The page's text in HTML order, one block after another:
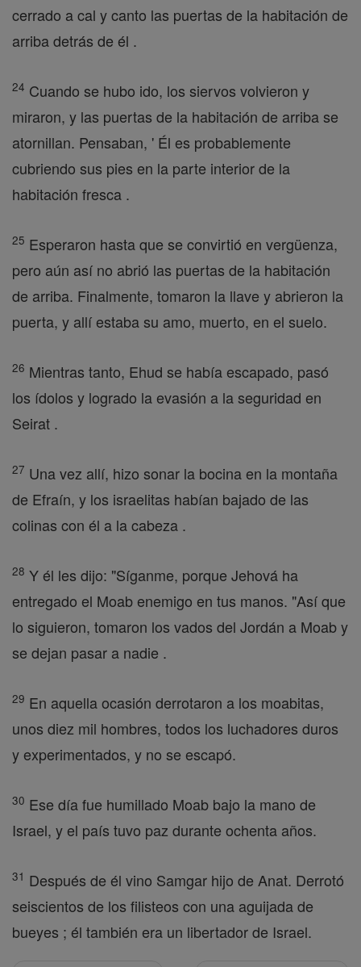
cerrado a cal y canto las puertas de la habitación de
arriba detrás de él .
24 Cuando se hubo ido, los siervos volvieron y
miraron, y las puertas de la habitación de arriba se
atornillan. Pensaban, ' Él es probablemente
cubriendo sus pies en la parte interior de la
habitación fresca .
25 Esperaron hasta que se convirtió en vergüenza,
pero aún así no abrió las puertas de la habitación
de arriba. Finalmente, tomaron la llave y abrieron la
puerta, y allí estaba su amo, muerto, en el suelo.
26 Mientras tanto, Ehud se había escapado, pasó
los ídolos y logrado la evasión a la seguridad en
Seirat .
27 Una vez allí, hizo sonar la bocina en la montaña
de Efraín, y los israelitas habían bajado de las
colinas con él a la cabeza .
28 Y él les dijo: "Síganme, porque Jehová ha
entregado el Moab enemigo en tus manos. "Así que
lo siguieron, tomaron los vados del Jordán a Moab y
se dejan pasar a nadie .
29 En aquella ocasión derrotaron a los moabitas,
unos diez mil hombres, todos los luchadores duros
y experimentados, y no se escapó.
30 Ese día fue humillado Moab bajo la mano de
Israel, y el país tuvo paz durante ochenta años.
31 Después de él vino Samgar hijo de Anat. Derrotó
seiscientos de los filisteos con una aguijada de
bueyes ; él también era un libertador de Israel.